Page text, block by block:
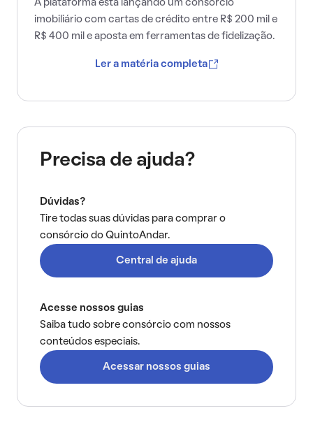
A plataforma está lançando um consórcio
imobiliário com cartas de crédito entre R$ 200 mil e
R$ 400 mil e aposta em ferramentas de fidelização.
Ler a matéria completa
Precisa de ajuda?
Dúvidas?
Tire todas suas dúvidas para comprar o
consórcio do QuintoAndar.
Central de ajuda
Acesse nossos guias
Saiba tudo sobre consórcio com nossos
conteúdos especiais.
Acessar nossos guias